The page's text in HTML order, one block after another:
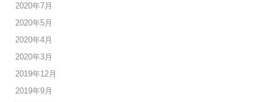
2020年7月
2020年5月
2020年4月
2020年3月
2019年12月
2019年9月